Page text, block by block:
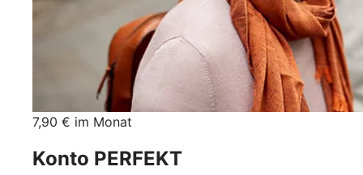
7,90 € im Monat
Konto PERFEKT